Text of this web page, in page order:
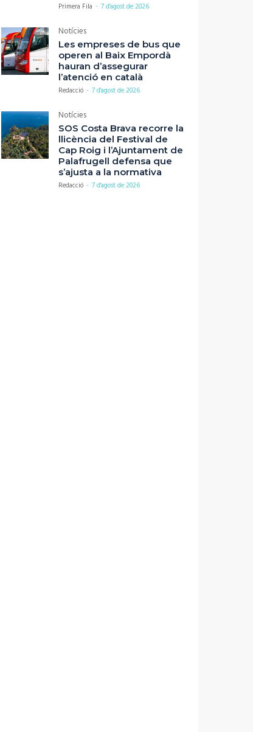
Primera Fila - 7 d'agost de 2026
Notícies
Les empreses de bus que
operen al Baix Empordà
hauran d’assegurar
l’atenció en català
Redacció - 7 d'agost de 2026
Notícies
SOS Costa Brava recorre la
llicència del Festival de
Cap Roig i l’Ajuntament de
Palafrugell defensa que
s’ajusta a la normativa
Redacció - 7 d'agost de 2026